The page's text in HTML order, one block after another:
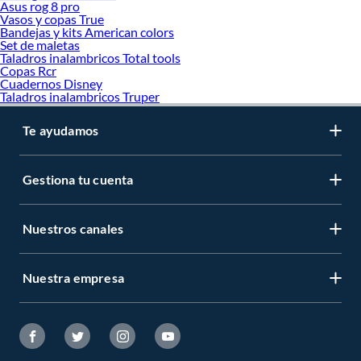
Reparaciones de baño
Tanques, cisternas y biodigestores
Asus rog 8 pro
Vasos y copas True
Bandejas y kits American colors
Set de maletas
Taladros inalambricos Total tools
Copas Rcr
Cuadernos Disney
Taladros inalambricos Truper
Te ayudamos
Gestiona tu cuenta
Nuestros canales
Nuestra empresa